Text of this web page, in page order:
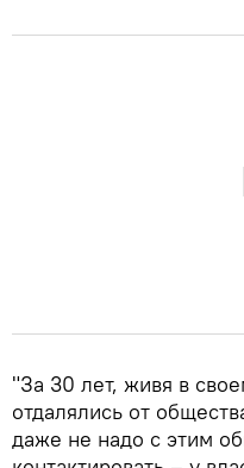
"За 30 лет, живя в
отдалялись от
даже не надо с этим